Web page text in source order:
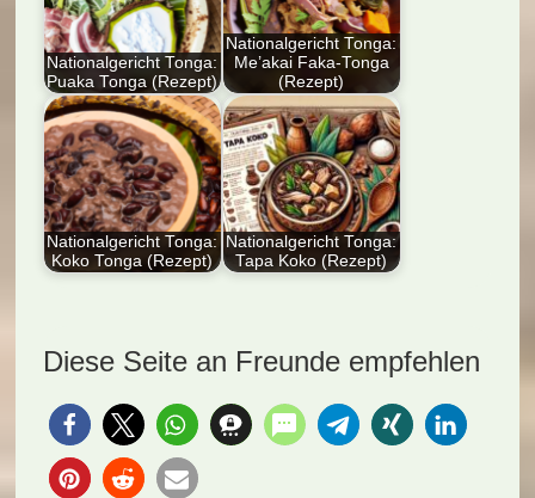
Nationalgericht Tonga:
Puaka Tonga (Rezept)
Der Artikel liefert eine
detaillierte Anleitung
zur Zubereitung des
tonganischen…
Nationalgericht Tonga:
Me’akai Faka-Tonga
(Rezept)
Dieser Artikel bietet
ein detailliertes Rezept
für Me’akai Faka-
Tonga, ein…
Nationalgericht Tonga:
Koko Tonga (Rezept)
Koko Tonga, ein…
Nationalgericht Tonga:
Tapa Koko (Rezept)
Genießen Sie…
Diese Seite an Freunde empfehlen